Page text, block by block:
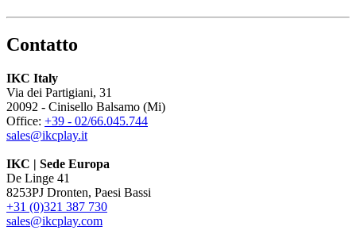
Contatto
IKC Italy
Via dei Partigiani, 31
20092 - Cinisello Balsamo (Mi)
Office: +39 - 02/66.045.744
sales@ikcplay.it
IKC | Sede Europa
De Linge 41
8253PJ Dronten, Paesi Bassi
+31 (0)321 387 730
sales@ikcplay.com